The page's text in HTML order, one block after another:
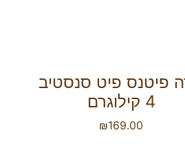
פיטנס פיט סנסטיב
4 קילוגרם
₪169.00